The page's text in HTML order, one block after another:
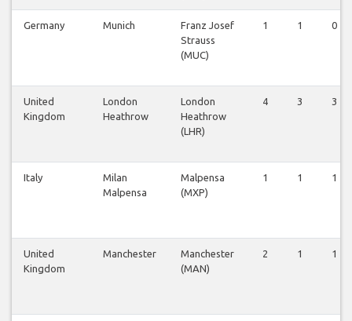
Germany Munich
Franz Josef
Strauss
(MUC)
1 1 0
United
Kingdom
London
Heathrow
London
Heathrow
(LHR)
4 3 3
Italy
Milan
Malpensa
Malpensa
(MXP)
1 1 1
United
Kingdom
Manchester
Manchester
(MAN)
2 1 1